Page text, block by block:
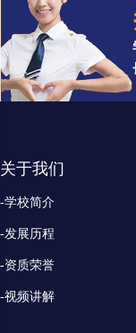
关于我们
-学校简介
-发展历程
-资质荣誉
-视频讲解